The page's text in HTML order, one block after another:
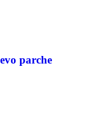
parche